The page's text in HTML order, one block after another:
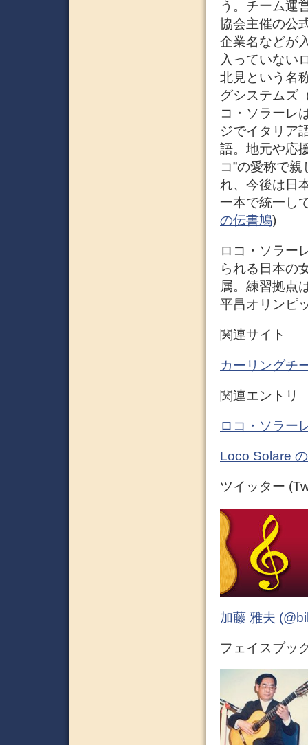
う。チーム運
協会主催の公
企業名などが
入っていない
北見という名
グシステムズ
コ・ソラーレ
ジでイタリア
語。地元や応
コ”の愛称で
れ、今後は日
一本で統一し
の伝書鳩)
ロコ・ソラー
られる日本の
属。練習拠点
平昌オリンピ
関連サイト
カーリングチ
関連エントリ
ロコ・ソラー
Loco Solare
ツイッター
加藤 雅夫
フェイスブッ